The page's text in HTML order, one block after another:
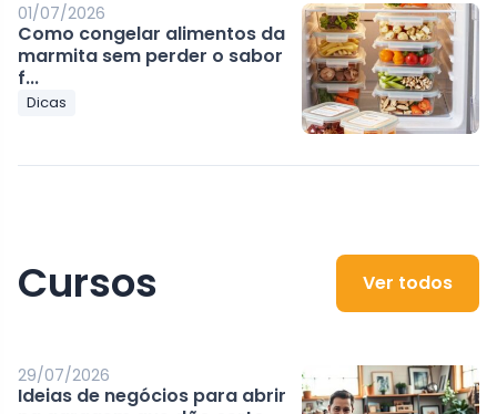
01/07/2026
Como congelar alimentos da
marmita sem perder o sabor
f...
Dicas
Cursos Ver todos
29/07/2026
Ideias de negócios para abrir